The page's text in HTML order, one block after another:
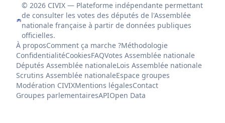
© 2026 CIVIX — Plateforme indépendante permettant
de consulter les votes des députés de l'Assemblée
nationale française à partir de données publiques
officielles.
À proposComment ça marche ?Méthodologie
ConfidentialitéCookiesFAQVotes Assemblée nationale
Députés Assemblée nationaleLois Assemblée nationale
Scrutins Assemblée nationaleEspace groupes
Modération CIVIXMentions légalesContact
Groupes parlementairesAPIOpen Data